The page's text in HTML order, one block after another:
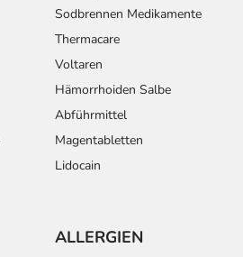
Sodbrennen Medikamente
Thermacare
Voltaren
Hämorrhoiden Salbe
Abführmittel
Magentabletten
Lidocain
ALLERGIEN